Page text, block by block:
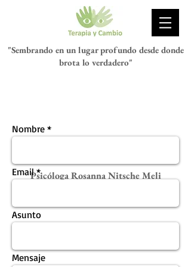
"Sembrando en un lugar profundo desde donde
brota lo verdadero"
Psicóloga Rosanna Nitsche Meli
Nombre
Email
Asunto
Mensaje